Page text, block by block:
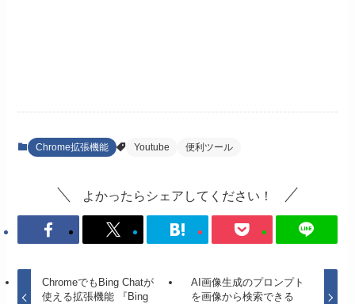
Chrome拡張機能 Youtube 便利ツール
よかったらシェアしてください！
ChromeでもBing Chatが
使える拡張機能 『Bing
AI画像生成のプロンプト
を画像から検索できる